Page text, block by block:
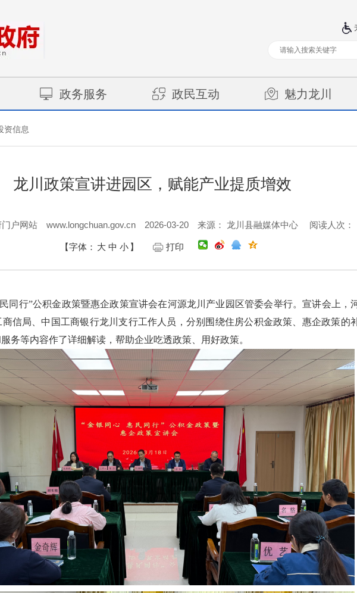
政务服务 政民互动 魅力龙川
资信息
龙川政策宣讲进园区，赋能产业提质增效
户网站 www.longchuan.gov.cn 2026-03-20 来源： 龙川县融媒体中心 阅读人次：
【字体： 大 中 小 】 打印
行”公积金政策暨惠企政策宣讲会在河源龙川产业园区管委会举行。宣讲会上，
信局、中国工商银行龙川支行工作人员，分别围绕住房公积金政策、惠企政策的
务等内容作了详细解读，帮助企业吃透政策、用好政策。